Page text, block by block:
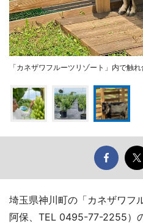
「カネザワフルーツリゾート」内で触
埼玉県神川町の「カネザワフ
阿保、TEL 0495-77-2255）